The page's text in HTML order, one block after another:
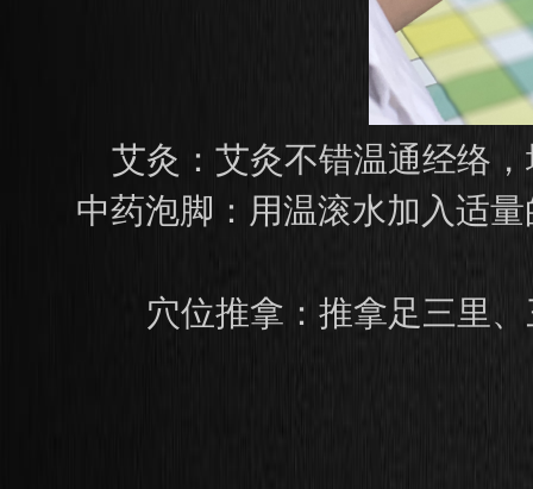
艾灸：艾灸不错温通经络
中药泡脚：用温滚水加入适
穴位推拿：推拿足三里